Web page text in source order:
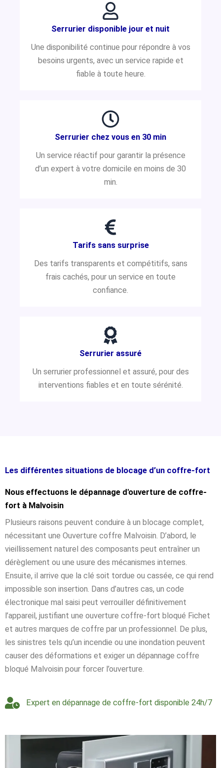
Serrurier disponible jour et nuit
Une disponibilité continue pour répondre à vos
besoins urgents, avec un service rapide et
fiable à toute heure.
Serrurier chez vous en 30 min
Un service réactif pour garantir la présence
d’un expert à votre domicile en moins de 30
min.
Tarifs sans surprise
Des tarifs transparents et compétitifs, sans
frais cachés, pour un service en toute
confiance.
Serrurier assuré
Un serrurier professionnel et assuré, pour des
interventions fiables et en toute sérénité.
Les différentes situations de blocage d’un coffre-fort
Nous effectuons le dépannage d'ouverture de coffre-
fort à Malvoisin
Plusieurs raisons peuvent conduire à un blocage complet,
nécessitant une Ouverture coffre Malvoisin. D’abord, le
vieillissement naturel des composants peut entraîner un
dérèglement ou une usure des mécanismes internes.
Ensuite, il arrive que la clé soit tordue ou cassée, ce qui rend
impossible son insertion. Dans d’autres cas, un code
électronique mal saisi peut verrouiller définitivement
l’appareil, justifiant une ouverture coffre-fort bloqué Fichet
et autres marques de coffre par un professionnel. De plus,
les sinistres tels qu’un incendie ou une inondation peuvent
causer des déformations et exiger un dépannage coffre
bloqué Malvoisin pour forcer l’ouverture.
Expert en dépannage de coffre-fort disponible 24h/7